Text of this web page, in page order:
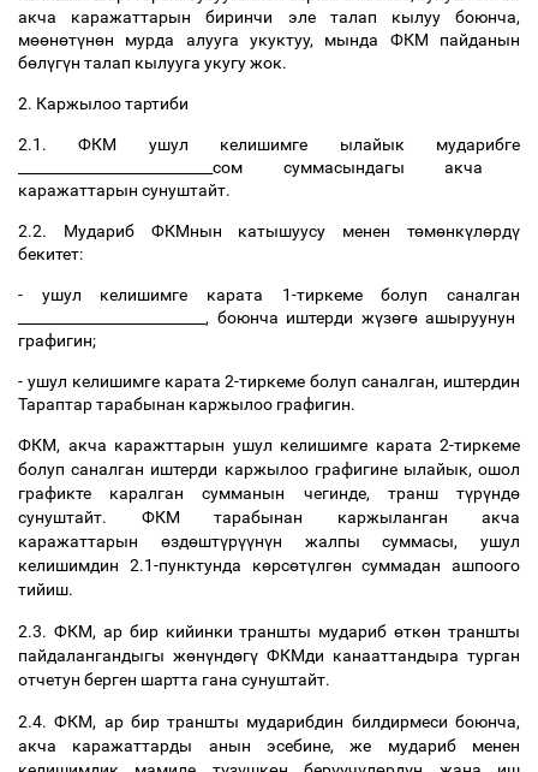
акча
каражаттарын биринчи эле талап кылуу боюнча,
мөөнөтүнөн мурда алууга укуктуу, мында ФКМ
пайданын
бөлүгүн талап кылууга укугужок.
2. Каржылоотартиби
2.1.ФКМ ушул келишимге ылайык
мударибге
сом суммасындагы
акча
каражаттарын сунуштайт.
2.2. Мудариб ФКМнын катышуусу менен төмөнкүлөрдү
бекитет:
- ушул келишимге карата 1-тиркеме болуп
саналган
__________________________, боюнча иштерди жүзөгө ашыруунун
графигин;
- ушул келишимге карата 2-тиркеме болуп саналган, иштердин
Тараптартарабынан каржылоо графигин.
ФКМ, акча каражттарын ушул келишимге карата 2-тиркеме
болуп саналган иштерди каржылоо графигине ылайык,ошол
графикте
каралган сумманын чегинде, транш түрүндө
сунуштайт. ФКМ тарабынан каржыланган
акча
каражаттарын
өздөштүрүүнүн жалпы суммасы, ушул
келишимдин 2.1-пунктунда көрсөтүлгөн суммадан
ашпоого
тийиш.
2.3. ФКМ, ар бир кийинки траншты мудариб өткөн траншты
пайдалангандыгы жөнүндөгү ФКМди канааттандыра турган
отчетун берген шартта гана сунуштайт.
2.4.ФКМ, ар бир траншты мударибдин билдирмеси боюнча,
акча
каражаттарды анын эсебине,же мудариб
менен